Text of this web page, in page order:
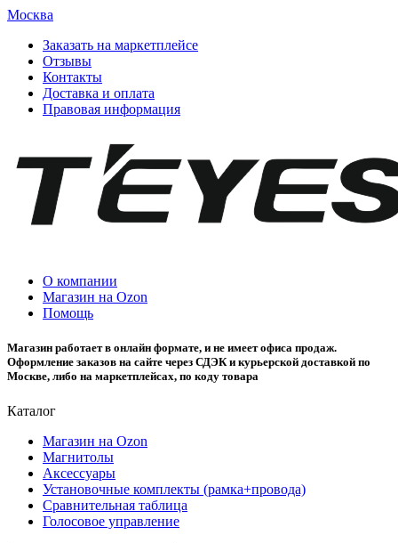
Москва
Заказать на маркетплейсе
Отзывы
Контакты
Доставка и оплата
Правовая информация
О компании
Магазин на Ozon
Помощь
Магазин работает в онлайн формате, и не имеет офиса продаж.
Оформление заказов на сайте через СДЭК и курьерской доставкой по
Москве, либо на маркетплейсах, по коду товара
Каталог
Магазин на Ozon
Магнитолы
Аксессуары
Установочные комплекты (рамка+провода)
Сравнительная таблица
Голосовое управление